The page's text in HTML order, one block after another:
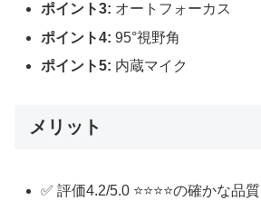
ポイント3: オートフォーカス
ポイント4: 95°視野角
ポイント5: 内蔵マイク
メリット
✅ 評価4.2/5.0 ⭐⭐⭐⭐の確かな品質